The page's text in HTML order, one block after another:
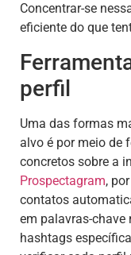
Concentrar-se
eficiente do que
perfil
Uma das formas
alvo é por meio de
concretos sobre a
Prospectagram,
contatos
em palavras-chave
hashtags